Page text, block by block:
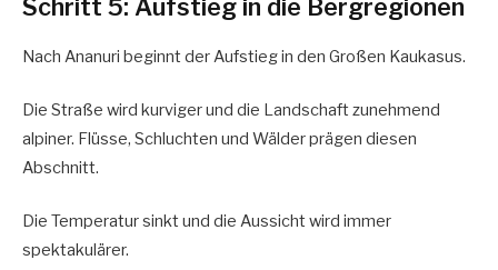
Schritt 5: Aufstieg in die Bergregionen
Nach Ananuri beginnt der Aufstieg in den Großen Kaukasus.
Die Straße wird kurviger und die Landschaft zunehmend
alpiner. Flüsse, Schluchten und Wälder prägen diesen
Abschnitt.
Die Temperatur sinkt und die Aussicht wird immer
spektakulärer.